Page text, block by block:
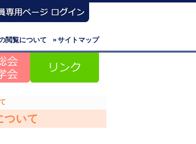
»サイトマップ
閲覧について
ついて